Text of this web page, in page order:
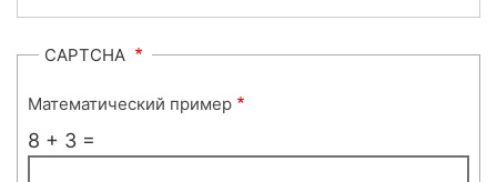
CAPTCHA
Математический пример
8 + 3 =